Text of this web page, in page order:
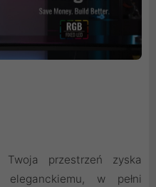
przestrzeń zyska
w pełni